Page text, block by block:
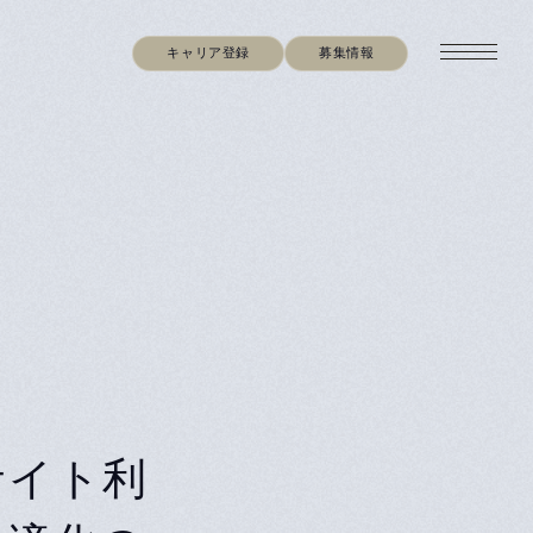
キャリア登録 募集情報
ト利